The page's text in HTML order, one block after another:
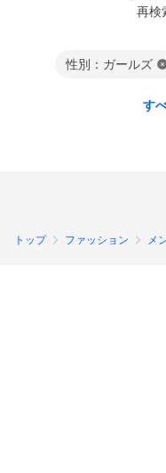
再検
性別：ガールズ
す
トップ ファッション メ